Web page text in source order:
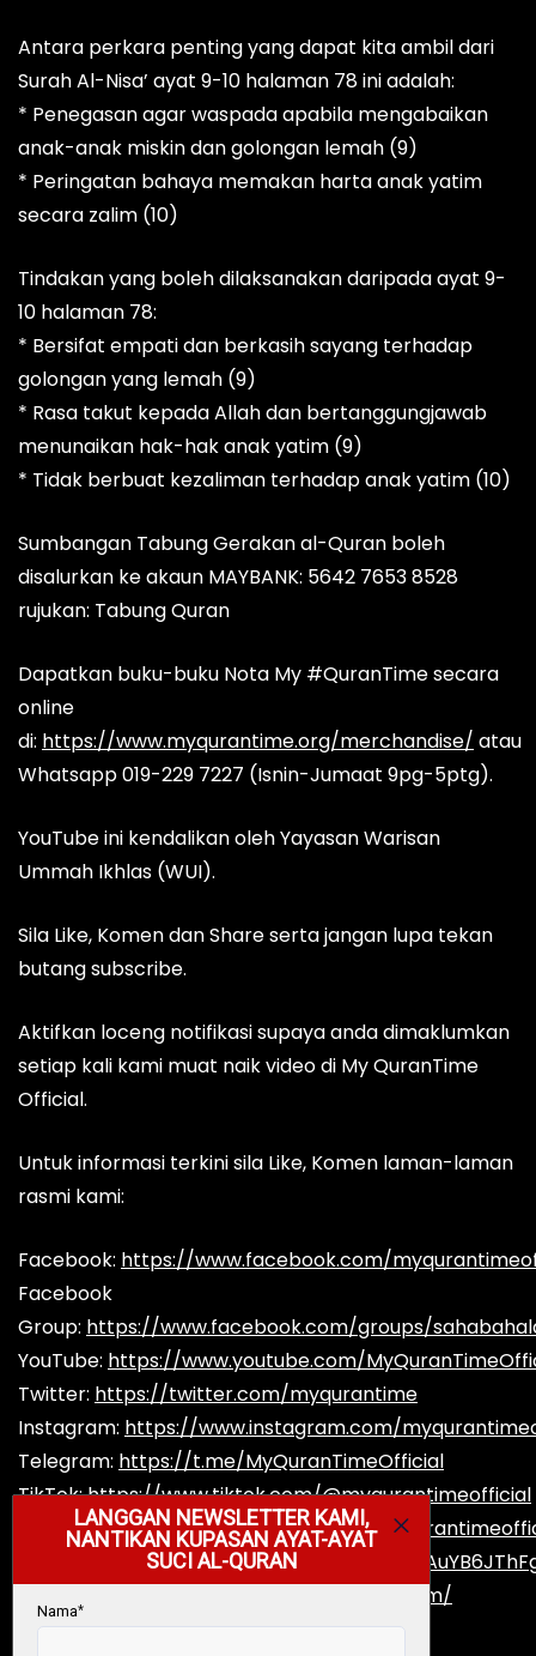
Antara perkara penting yang dapat kita ambil dari
Surah Al-Nisa’ ayat 9-10 halaman 78 ini adalah:
* Penegasan agar waspada apabila mengabaikan
anak-anak miskin dan golongan lemah (9)
* Peringatan bahaya memakan harta anak yatim
secara zalim (10)
Tindakan yang boleh dilaksanakan daripada ayat 9-
10 halaman 78:
* Bersifat empati dan berkasih sayang terhadap
golongan yang lemah (9)
* Rasa takut kepada Allah dan bertanggungjawab
menunaikan hak-hak anak yatim (9)
* Tidak berbuat kezaliman terhadap anak yatim (10)
Sumbangan Tabung Gerakan al-Quran boleh
disalurkan ke akaun MAYBANK: 5642 7653 8528
rujukan: Tabung Quran
Dapatkan buku-buku Nota My #QuranTime secara
online
di: https://www.myqurantime.org/merchandise/ atau
Whatsapp 019-229 7227 (Isnin-Jumaat 9pg-5ptg).
YouTube ini kendalikan oleh Yayasan Warisan
Ummah Ikhlas (WUI).
Sila Like, Komen dan Share serta jangan lupa tekan
butang subscribe.
Aktifkan loceng notifikasi supaya anda dimaklumkan
setiap kali kami muat naik video di My QuranTime
Official.
Untuk informasi terkini sila Like, Komen laman-laman
rasmi kami:
Facebook: https://www.facebook.com/
Facebook
Group: https://www.facebook.com/groups/
YouTube: https://www.youtube.com/
Twitter: https://twitter.com/myqurantime
Instagram: https://www.instagram.com/
Telegram: https://t.me/MyQuranTimeOfficial
TikTok:https://www.tiktok.com/@myqurantimeofficial
Reddit:https://www.reddit.com/user/
https://open.spotify.com/show/
https://myqurantime.podbean.com/
Website:https://www.myqurantime.org/